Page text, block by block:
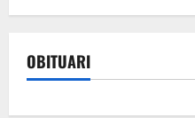
OBITUARI